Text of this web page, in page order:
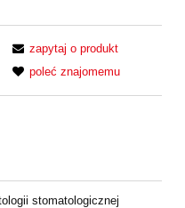
zapytaj o produkt
poleć znajomemu
stomatologicznej